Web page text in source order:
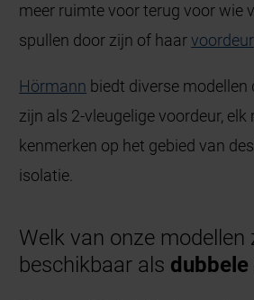
meer ruimte voor terug voor wie
spullen door zijn of haarvoordeur
Hörmann biedt diverse modellen
zijn als 2-vleugelige voordeur, elk
kenmerken op het gebied van
isolatie.
Welk van onze modellen
beschikbaar als